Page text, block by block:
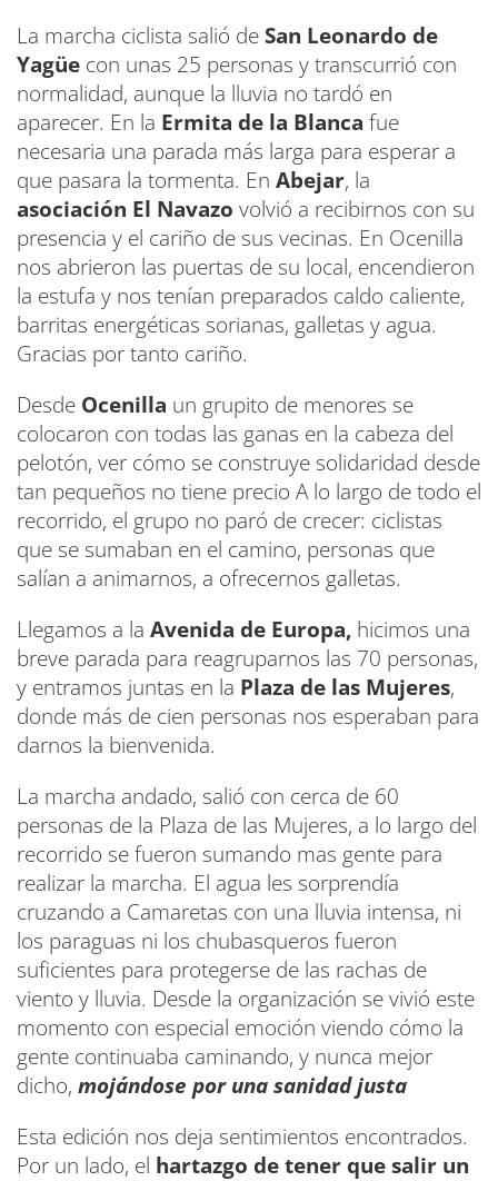
La marcha ciclista salió deSan Leonardo de
Yagüe con unas 25 personas y transcurrió con
normalidad, aunque la lluvia no tardó en
aparecer. En la Ermita de la Blanca fue
necesaria una parada más larga para esperar a
que pasara la tormenta. En Abejar, la
asociación El Navazo volvió a recibirnos con su
presencia y el cariño de sus vecinas. En Ocenilla
nos abrieron las puertas de su local, encendieron
la estufa y nos tenían preparados caldo caliente,
barritas energéticas sorianas, galletas y agua.
Gracias por tanto cariño.
Desde Ocenilla un grupito de menores se
colocaron con todas las ganas en la cabeza del
pelotón, ver cómo se construye solidaridad desde
tan pequeños no tiene precio A lo largo de todo el
recorrido, el grupo no paró de crecer: ciclistas
que se sumaban en el camino, personas que
salían a animarnos, a ofrecernos galletas.
Llegamos a la Avenida de Europa, hicimos una
breve parada para reagruparnos las 70 personas,
y entramos juntas en la Plaza de las Mujeres,
donde más de cien personas nos esperaban para
darnos la bienvenida.
La marcha andado, salió con cerca de 60
personas de la Plaza de las Mujeres, a lo largo del
recorrido se fueron sumando mas gente para
realizar la marcha. El agua les sorprendía
cruzando a Camaretas con una lluvia intensa, ni
los paraguas ni los chubasqueros fueron
suficientes para protegerse de las rachas de
viento y lluvia. Desde la organización se vivió este
momento con especial emoción viendo cómo la
gente continuaba caminando, y nunca mejor
dicho, mojándose por una sanidad justa
Esta edición nos deja sentimientos encontrados.
Por un lado, el hartazgo de tener que salir un